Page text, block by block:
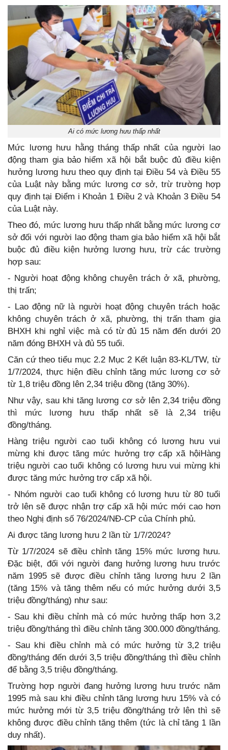
Ai có mức lương hưu thấp nhất
Mức lương hưu hằng tháng thấp nhất của người lao
động tham gia bảo hiểm xã hội bắt buộc đủ điều kiện
hưởng lương hưu theo quy định tại Điều 54 và Điều 55
của Luật này bằng mức lương cơ sở, trừ trường hợp
quy định tại Điểm i Khoản 1 Điều 2 và Khoản 3 Điều 54
của Luật này.
Theo đó, mức lương hưu thấp nhất bằng mức lương cơ
sở đối với người lao động tham gia bảo hiểm xã hội bắt
buộc đủ điều kiện hưởng lương hưu, trừ các trường
hợp sau:
- Người hoạt động không chuyên trách ở xã, phường,
thị trấn;
- Lao động nữ là người hoạt động chuyên trách hoặc
không chuyên trách ở xã, phường, thị trấn tham gia
BHXH khi nghỉ việc mà có từ đủ 15 năm đến dưới 20
năm đóng BHXH và đủ 55 tuổi.
Căn cứ theo tiểu mục 2.2 Mục 2 Kết luận 83-KL/TW, từ
1/7/2024, thực hiện điều chỉnh tăng mức lương cơ sở
từ 1,8 triệu đồng lên 2,34 triệu đồng (tăng 30%).
Như vậy, sau khi tăng lương cơ sở lên 2,34 triệu đồng
thì mức lương hưu thấp nhất sẽ là 2,34 triệu
đồng/tháng.
Hàng triệu người cao tuổi không có lương hưu vui
mừng khi được tăng mức hưởng trợ cấp xã hộiHàng
triệu người cao tuổi không có lương hưu vui mừng khi
được tăng mức hưởng trợ cấp xã hội.
- Nhóm người cao tuổi không có lương hưu từ 80 tuổi
trở lên sẽ được nhận trợ cấp xã hội mức mới cao hơn
theo Nghị định số 76/2024/NĐ-CP của Chính phủ.
Ai được tăng lương hưu 2 lần từ 1/7/2024?
Từ 1/7/2024 sẽ điều chỉnh tăng 15% mức lương hưu.
Đặc biệt, đối với người đang hưởng lương hưu trước
năm 1995 sẽ được điều chỉnh tăng lương hưu 2 lần
(tăng 15% và tăng thêm nếu có mức hưởng dưới 3,5
triệu đồng/tháng) như sau:
- Sau khi điều chỉnh mà có mức hưởng thấp hơn 3,2
triệu đồng/tháng thì điều chỉnh tăng 300.000 đồng/tháng.
- Sau khi điều chỉnh mà có mức hưởng từ 3,2 triệu
đồng/tháng đến dưới 3,5 triệu đồng/tháng thì điều chỉnh
để bằng 3,5 triệu đồng/tháng.
Trường hợp người đang hưởng lương hưu trước năm
1995 mà sau khi điều chỉnh tăng lương hưu 15% và có
mức hưởng mới từ 3,5 triệu đồng/tháng trở lên thì sẽ
không được điều chỉnh tăng thêm (tức là chỉ tăng 1 lần
duy nhất).